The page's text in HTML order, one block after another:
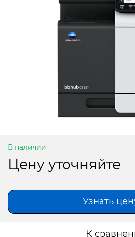
В наличии
Цену уточняйте
Узнать
К